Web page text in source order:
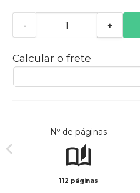
- +
Calcular o frete
Nº de páginas
112 páginas